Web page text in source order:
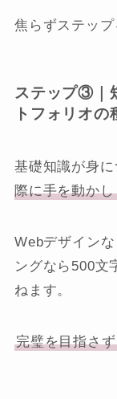
焦らずステップ
ステップ③｜
トフォリオ
基礎知識が身
際に手を動か
Webデザイン
ングなら500文
ねます。
完璧を目指さ